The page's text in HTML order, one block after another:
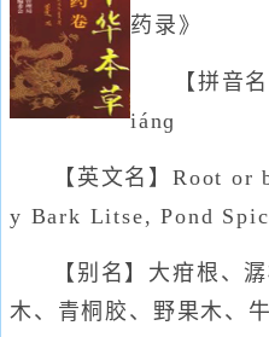
药录》
【拼音
iánɡ
【英文名】Root
y Bark Litse, Pond
【别名】大疳根、
木、青桐胶、野果木、